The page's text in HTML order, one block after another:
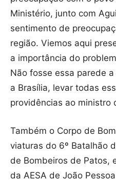
Ministério, junto com
sentimento de
região. Viemos aqui
a importância do
Não fosse essa parede
a Brasília, levar todas
providências ao ministro
Também o Corpo de
viaturas do 6º Batalhão
de Bombeiros de Patos,
da AESA de João